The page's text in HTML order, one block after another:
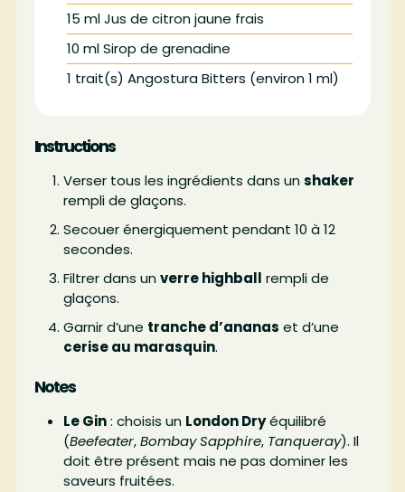
15 mlJus de citron jaune frais
10 mlSirop de grenadine
1 trait(s) Angostura Bitters (environ 1 ml)
Instructions
Verser tous les ingrédients dans un shaker
rempli de glaçons.
Secouer énergiquement pendant 10 à 12
secondes.
Filtrer dans un verre highball rempli de
glaçons.
Garnir d’une tranche d’ananas et d’une
cerise au marasquin.
Notes
Le Gin: choisis un London Dryéquilibré
(Beefeater,Bombay Sapphire, Tanqueray). Il
doit être présent mais ne pas dominer les
saveurs fruitées.